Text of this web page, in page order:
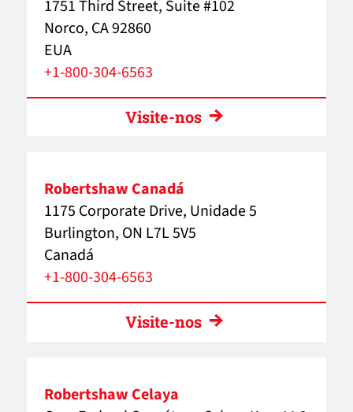
1751 Third Street, Suite #102
Norco, CA 92860
EUA
+1-800-304-6563
Visite-nos
Robertshaw Canadá
1175 Corporate Drive, Unidade 5
Burlington, ON L7L 5V5
Canadá
+1-800-304-6563
Visite-nos
Robertshaw Celaya